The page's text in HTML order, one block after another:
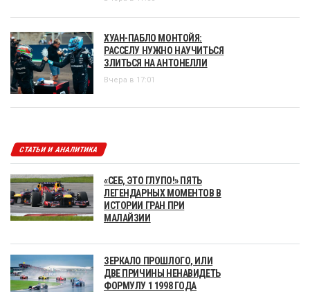
ХУАН-ПАБЛО МОНТОЙЯ:
РАССЕЛУ НУЖНО НАУЧИТЬСЯ
ЗЛИТЬСЯ НА АНТОНЕЛЛИ
Вчера в 17:01
СТАТЬИ И АНАЛИТИКА
«СЕБ, ЭТО ГЛУПО!» ПЯТЬ
ЛЕГЕНДАРНЫХ МОМЕНТОВ В
ИСТОРИИ ГРАН ПРИ
МАЛАЙЗИИ
ЗЕРКАЛО ПРОШЛОГО, ИЛИ
ДВЕ ПРИЧИНЫ НЕНАВИДЕТЬ
ФОРМУЛУ 1 1998 ГОДА